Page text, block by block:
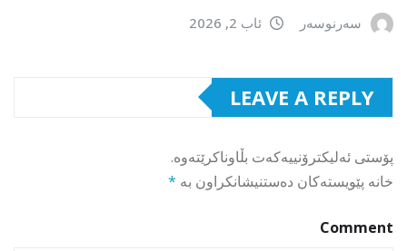
سەرنوسەر ئاب 2, 2026
LEAVE A REPLY
پۆستی ئەلیکترۆنییەکەت بڵاوناکرێتەوە.
خانە پێویستەکان دەستنیشانکراون بە *
Comment